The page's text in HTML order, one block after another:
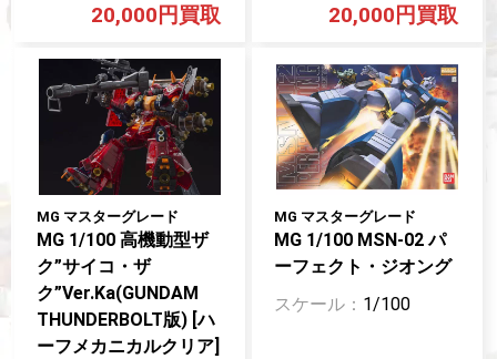
20,000円 20,000円
MG マスターグレード
MG 1/100 高機動型ザ
ク”サイコ・ザ
ク”Ver.Ka(GUNDAM
THUNDERBOLT版) [ハ
ーフメカニカルクリア]
MG マスターグレード
MG 1/100 MSN-02 パ
ーフェクト・ジオング
1/100